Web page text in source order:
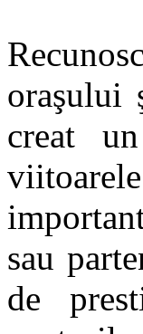
oraşului
creat
sau
de